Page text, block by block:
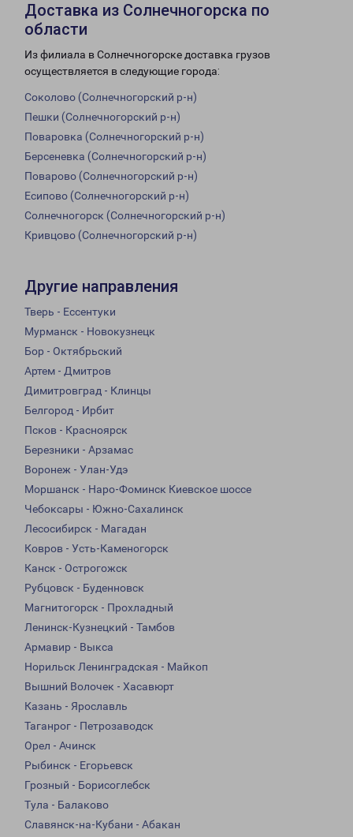
Доставка из Солнечногорска по
области
Из филиала в Солнечногорске доставка грузов
осуществляется в следующие города:
Соколово (Солнечногорский р-н)
Пешки (Солнечногорский р-н)
Поваровка (Солнечногорский р-н)
Берсеневка (Солнечногорский р-н)
Поварово (Солнечногорский р-н)
Есипово (Солнечногорский р-н)
Солнечногорск (Солнечногорский р-н)
Кривцово (Солнечногорский р-н)
Другие направления
Тверь - Ессентуки
Мурманск - Новокузнецк
Бор - Октябрьский
Артем - Дмитров
Димитровград - Клинцы
Белгород - Ирбит
Псков - Красноярск
Березники - Арзамас
Воронеж - Улан-Удэ
Моршанск - Наро-Фоминск Киевское шоссе
Чебоксары - Южно-Сахалинск
Лесосибирск - Магадан
Ковров - Усть-Каменогорск
Канск - Острогожск
Рубцовск - Буденновск
Магнитогорск - Прохладный
Ленинск-Кузнецкий - Тамбов
Армавир - Выкса
Норильск Ленинградская - Майкоп
Вышний Волочек - Хасавюрт
Казань - Ярославль
Таганрог - Петрозаводск
Орел - Ачинск
Рыбинск - Егорьевск
Грозный - Борисоглебск
Тула - Балаково
Славянск-на-Кубани - Абакан